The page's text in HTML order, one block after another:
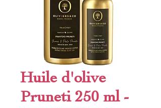
Huile d'olive
Pruneti 250 ml -